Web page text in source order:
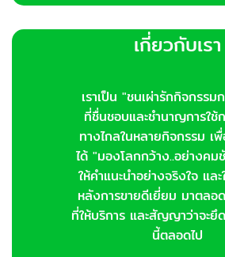
เกี่ยวกับเรา
เราเป็น "ชนเผ่ารักกิจกรรม
ที่ชื่นชอบและชำนาญการใ
ทางไกลในหลายกิจกรรม เ
ได้ "มองโลกกว้าง..อย่างคม
ให้คำแนะนำอย่างจริงใจ แล
หลังการขายดีเยี่ยม มาตลอ
ที่ให้บริการ และสัญญาว่าจะยึ
นี้ตลอดไป